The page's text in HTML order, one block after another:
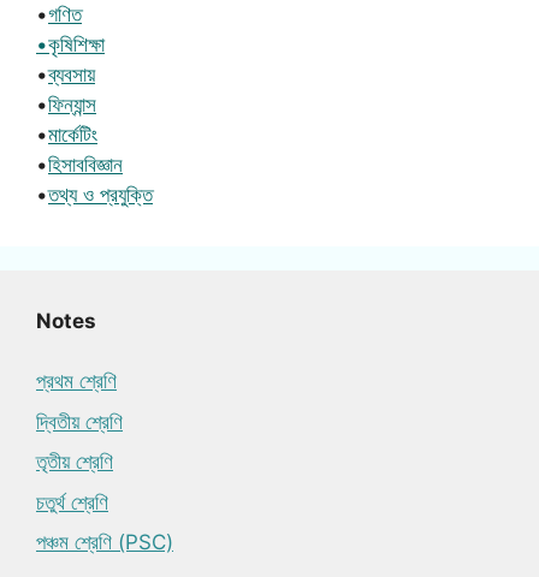
•গণিত
•কৃষিশিক্ষা
•ব্যবসায়
•ফিন্যান্স
•মার্কেটিং
•হিসাববিজ্ঞান
•তথ্য ও প্রযুক্তি
Notes
প্রথম শ্রেণি
দ্বিতীয় শ্রেণি
তৃতীয় শ্রেণি
চতুর্থ শ্রেণি
পঞ্চম শ্রেণি (PSC)